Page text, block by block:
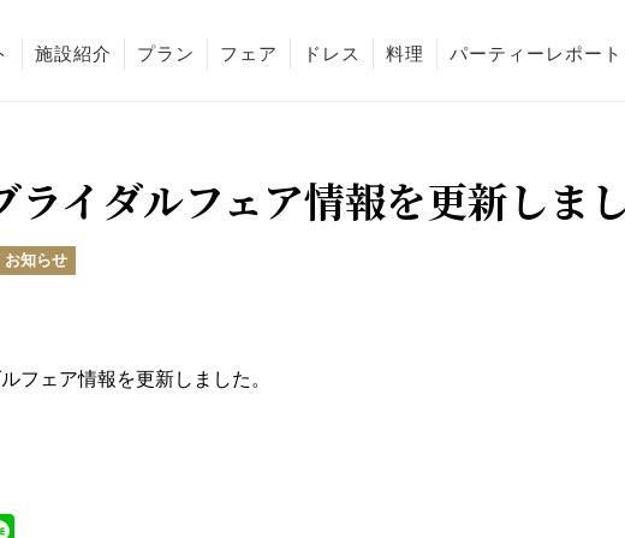
施設紹介 プラン フェア ドレス 料理 パーティーレポート
ライダルフェア情報を更新しま
お知らせ
フェア情報を更新しました。